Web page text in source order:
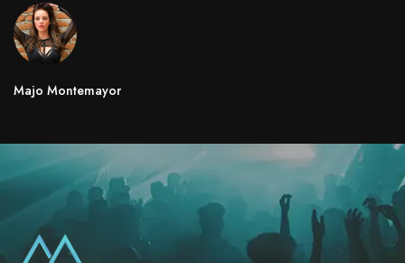
Majo Montemayor